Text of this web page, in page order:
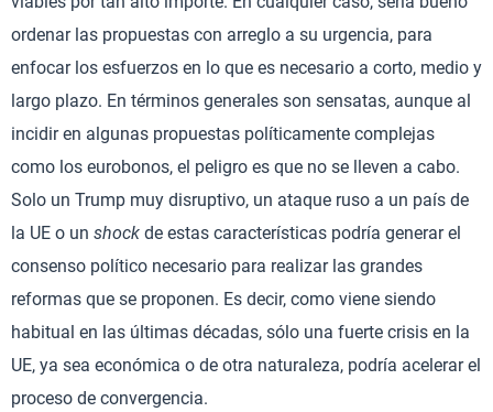
ordenar las propuestas con arreglo a su urgencia, para
enfocar los esfuerzos en lo que es necesario a corto, medio y
largo plazo. En términos generales son sensatas, aunque al
incidir en algunas propuestas políticamente complejas
como los eurobonos, el peligro es que no se lleven a cabo.
Solo un Trump muy disruptivo, un ataque ruso a un país de
la UE o un shock de estas características podría generar el
consenso político necesario para realizar las grandes
reformas que se proponen. Es decir, como viene siendo
habitual en las últimas décadas, sólo una fuerte crisis en la
UE, ya sea económica o de otra naturaleza, podría acelerar el
proceso de convergencia.